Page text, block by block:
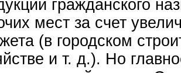
гражданского
мест за счет
(в городском
и т. д.). Но